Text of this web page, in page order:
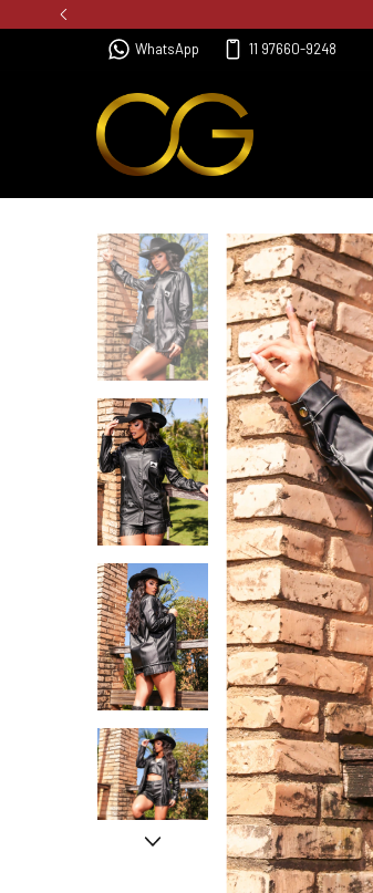
WhatsApp 11 97660-9248